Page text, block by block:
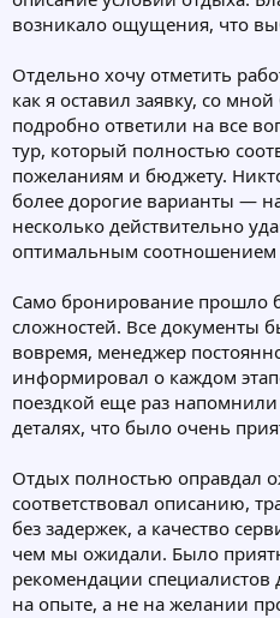
возникало ощущения, что
Отдельно хочу отметить
как я оставил заявку, со
подробно ответили на все
тур, который полностью
пожеланиям и бюджету.
более дорогие варианты —
несколько действительно
оптимальным соотношением
Само бронирование прошло
сложностей. Все документы
вовремя, менеджер
информировал о каждом
поездкой еще раз
деталях, что было очень
Отдых полностью оправдал
соответствовал описанию,
без задержек, а качество
чем мы ожидали. Было
рекомендации
на опыте, а не на желании